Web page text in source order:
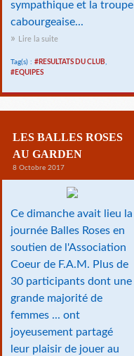
sympathique et la troupe
cabourgeaise...
Lire la suite
Tag(s) : #RESULTATS DU CLUB,
#EQUIPES
LES BALLES ROSES
AU GARDEN
8 Octobre 2017
Ce dimanche avait lieu la
journée Balles Roses en
soutien de l'Association
Coeur de F.A.M. Plus de
30 participants dont une
grande majorité de
femmes ... ont
joyeusement partagé
leur plaisir de jouer au